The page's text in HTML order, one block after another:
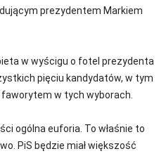
prezydentem Markiem
w wyścigu o fotel prezydenta
pięciu kandydatów, w tym
w tych wyborach.
ogólna euforia. To właśnie to
PiS będzie miał większość